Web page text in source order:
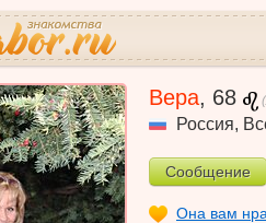
Вера, 68
Россия,
Сообщение
Она вам